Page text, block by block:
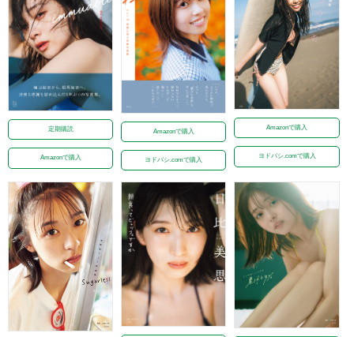
定期購読
Amazonで購入
Amazonで購入
ヨドバシ.comで購入
Amazonで購入
ヨドバシ.comで購入